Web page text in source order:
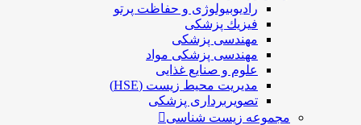
رادیوبیولوژی و حفاظت پرتو
فيزيك پزشکی
مهندسی پزشکی
مهندسی پزشکی مواد
علوم و صنايع غذایی
مدیریت محیط زیست (HSE)
تصویربرداری پزشکی
مجموعه زیست شناسی